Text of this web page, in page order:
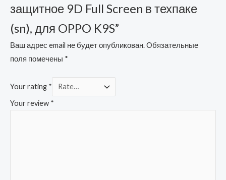
защитное 9D Full Screen в техпаке
(sn), для OPPO K9S”
Ваш адрес email не будет опубликован.Обязательные
поля помечены *
Your rating *
Your review *